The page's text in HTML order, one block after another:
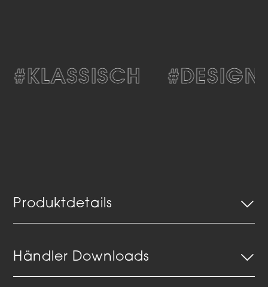
#KLASSISCH #DESIGN
Produktdetails
Händler Downloads